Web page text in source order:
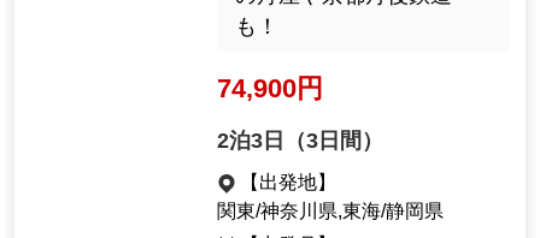
も！
74,900円
2泊3日（3日間）
【出発地】
関東/神奈川県,東海/静岡県